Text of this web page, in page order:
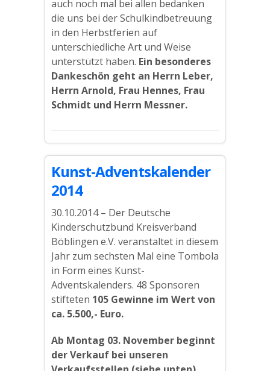
auch noch mal bei allen bedanken
die uns bei der Schulkindbetreuung
in den Herbstferien auf
unterschiedliche Art und Weise
unterstützt haben. Ein besonderes
Dankeschön geht an Herrn Leber,
Herrn Arnold, Frau Hennes, Frau
Schmidt und Herrn Messner.
Kunst-Adventskalender
2014
30.10.2014 – Der Deutsche
Kinderschutzbund Kreisverband
Böblingen e.V. veranstaltet in diesem
Jahr zum sechsten Mal eine Tombola
in Form eines Kunst-
Adventskalenders. 48 Sponsoren
stifteten 105 Gewinne im Wert von
ca. 5.500,- Euro.
Ab Montag 03. November beginnt
der Verkauf bei unseren